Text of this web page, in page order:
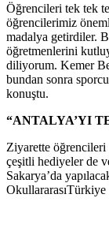
Öğrencileri tek tek
öğrencilerimiz
madalya getirdiler.
öğretmenlerini
diliyorum. Kemer
bundan sonra
konuştu.
“ANTALYA’YI
Ziyarette
çeşitli hediyeler de
Sakarya’da